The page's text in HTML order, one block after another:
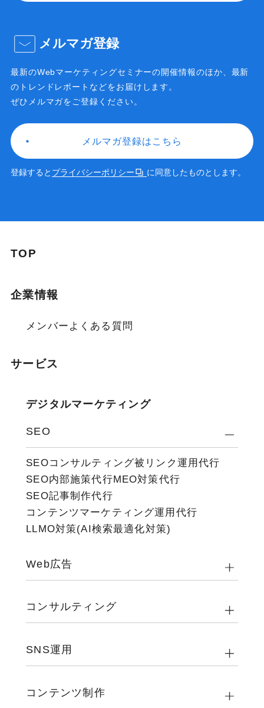
メルマガ登録
最新のWebマーケティングセミナーの開催情報のほか、 最新
のトレンドレポートなどをお届けします。
ぜひメルマガをご登録ください。
メルマガ登録はこちら
登録すると プライバシーポリシー に同意したものとします。
TOP
企業情報
メンバー よくある質問
サービス
デジタルマーケティング
SEO
SEOコンサルティング被リンク運用代行
SEO内部施策代行MEO対策代行
SEO記事制作代行
コンテンツマーケティング運用代行
LLMO対策(AI検索最適化対策)
Web広告
コンサルティング
SNS運用
コンテンツ制作